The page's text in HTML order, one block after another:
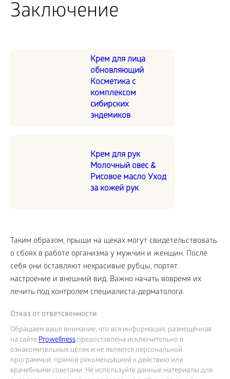
Заключение
Крем для лица
обновляющий
Косметика с
комплексом
сибирских
эндемиков
Крем для рук
Молочный овес &
Рисовое масло Уход
за кожей рук
Таким образом, прыщи на щеках могут свидетельствовать
о сбоях в работе организма у мужчин и женщин. После
себя они оставляют некрасивые рубцы, портят
настроение и внешний вид. Важно начать вовремя их
лечить под контролем специалиста-дерматолога.
Отказ от ответсвенности
Обращаем ваше внимание, что вся информация, размещённая
на сайтеProwellness предоставлена исключительно в
ознакомительных целях и не является персональной
программой, прямой рекомендацией к действию или
врачебными советами. Не используйте данные материалы для